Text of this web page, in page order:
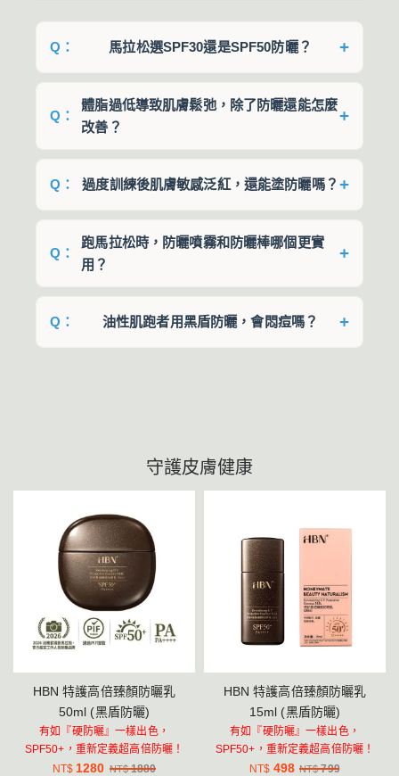
馬拉松選SPF30還是SPF50防曬？
選SPF50+！SPF30只能阻擋97% UVB，適
合1-2小時短跑；SPF50阻擋率達98%，理論防護
時長7.5小時，能覆蓋馬拉松全程，減少補塗次
數，避免漏補帶來的防護漏洞。
體脂過低導致肌膚鬆弛，除了防曬還能怎麼
改善？
① 調整體脂率：保持男性10%-15%、女性
18%-23%的健康範圍，適當吃牛油果、堅果等健
搭配含膠原蛋白、胜肽的護膚品，與黑盾防曬搭
配，內外兼修對抗鬆弛。
過度訓練後肌膚敏感泛紅，還能塗防曬嗎？
當然可以！但要選溫和配方——黑盾防曬不
含酒精、香精，還添加積雪草提取物，能舒緩敏
感；建議訓練期間適當減少戶外高強度訓練，跑
後用冷敷緩解泛紅，再塗溫和保濕產品修復屏
跑馬拉松時，防曬噴霧和防曬棒哪個更實
用？
搭配使用最香！防曬棒質地濃密，適合臉
部、頸部等重點部位精確補塗，不易浪費；防曬
油性肌跑者用黑盾防曬，會悶痘嗎？
守護皮膚健康
HBN 特護高倍臻顏防曬乳
50ml (黑盾防曬)
有如『硬防曬』一樣出色，
SPF50+，重新定義超高倍防曬！
NT$ 1280 NT$ 1880
HBN 特護高倍臻顏防曬乳
15ml (黑盾防曬)
有如『硬防曬』一樣出色，
SPF50+，重新定義超高倍防曬！
NT$ 498 NT$ 799